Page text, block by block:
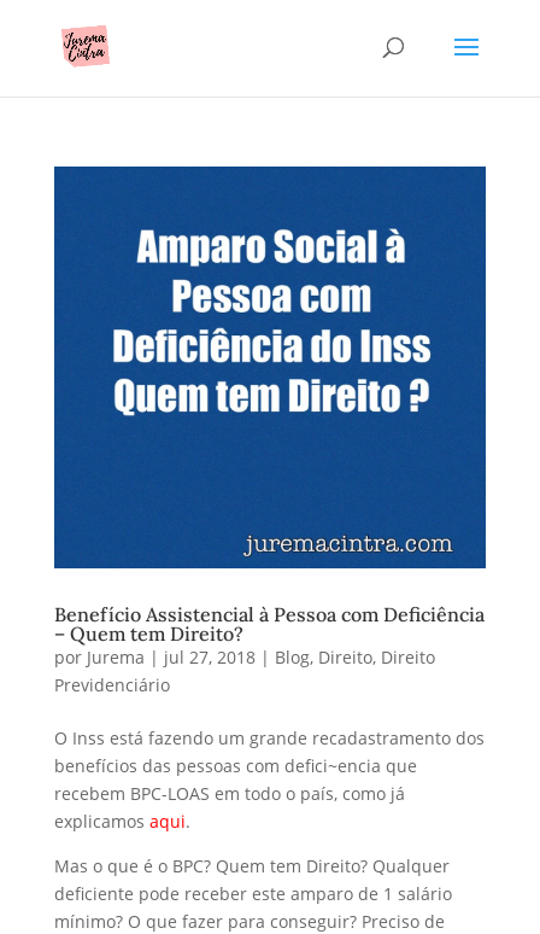
Benefício Assistencial à Pessoa com Deficiência
– Quem tem Direito?
por Jurema | jul 27, 2018| Blog, Direito, Direito
Previdenciário
O Inss está fazendo um grande recadastramento dos
benefícios das pessoas com defici~encia que
recebem BPC-LOAS em todo o país, como já
explicamos aqui.
Mas o que é o BPC? Quem tem Direito? Qualquer
deficiente pode receber este amparo de 1 salário
mínimo? O que fazer para conseguir? Preciso de